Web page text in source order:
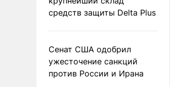
средств защиты Delta Plus
Сенат США одобрил
ужесточение санкций
против России и Ирана